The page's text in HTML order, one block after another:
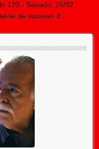
120 - Sábado, 25/02
de sucesso d...